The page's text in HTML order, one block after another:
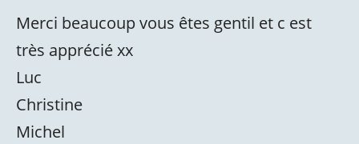
Merci beaucoup vous êtes gentil et c est
très apprécié xx
Luc
Christine
Michel